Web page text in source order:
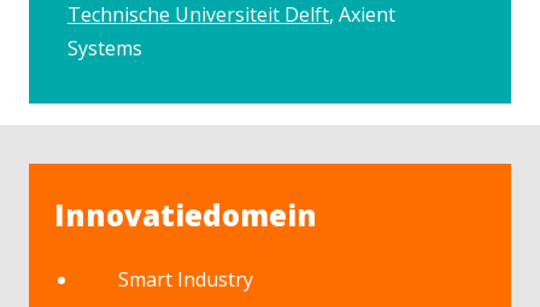
Technische Universiteit Delft Axient
Systems
Innovatiedomein
Smart Industry